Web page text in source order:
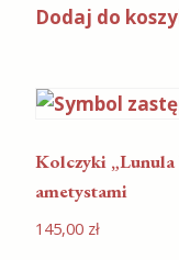
Dodaj do
Kolczyki „Lunula
ametystami
145,00 zł